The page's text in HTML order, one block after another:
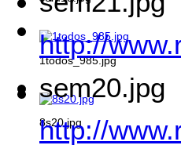
1todos_985.jpg
8s20.jpg
http://
sem20.jpg
http://